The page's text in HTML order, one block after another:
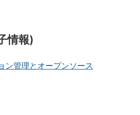
情報)
ン管理とオープンソース